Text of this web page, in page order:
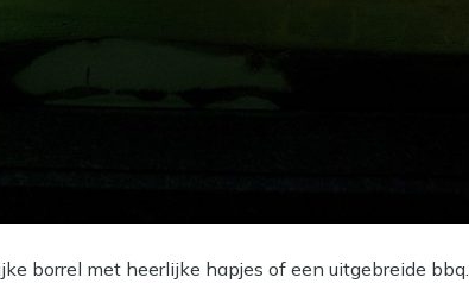
borrel met heerlijke hapjes of een uitgebreide bbq.